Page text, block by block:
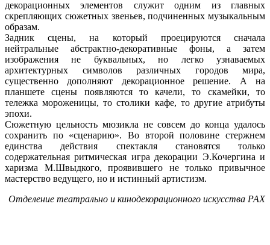
декорационных элементов служит одним из главных
скрепляющих сюжетных звеньев, подчиненных музыкальным
образам.
Задник сцены, на который проецируются сначала
нейтральные абстрактно-декоративные фоны, а затем
изображения не буквальных, но легко узнаваемых
архитектурных символов различных городов мира,
существенно дополняют декорационное решение. А на
планшете сцены появляются то качели, то скамейки, то
тележка мороженицы, то столики кафе, то другие атрибуты
эпохи.
Сюжетную цельность мюзикла не совсем до конца удалось
сохранить по «сценарию». Во второй половине стержнем
единства действия спектакля становятся только
содержательная ритмическая игра декорации Э.Кочергина и
харизма М.Швыдкого, проявившего не только привычное
мастерство ведущего, но и истинный артистизм.
Отделение театрально и кинодекорационного искусства РАХ